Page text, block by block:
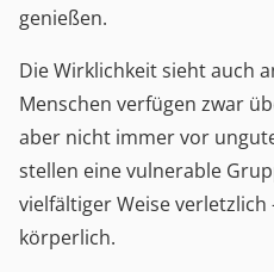
genießen.
Die Wirklichkeit sieht auch
Menschen verfügen zwar
aber nicht immer vor
stellen eine vulnerable
vielfältiger Weise
körperlich.